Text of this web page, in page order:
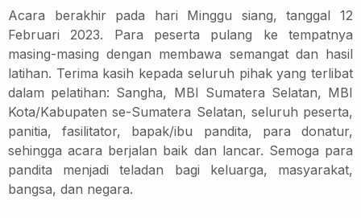
Acara berakhir pada hari Minggu siang, tanggal 12
Februari 2023. Para peserta pulang ke tempatnya
masing-masing dengan membawa semangat dan hasil
latihan. Terima kasih kepada seluruh pihak yang terlibat
dalam pelatihan: Sangha, MBI Sumatera Selatan, MBI
Kota/Kabupaten se-Sumatera Selatan, seluruh peserta,
panitia, fasilitator, bapak/ibu pandita, para donatur,
sehingga acara berjalan baik dan lancar. Semoga para
pandita menjadi teladan bagi keluarga, masyarakat,
bangsa, dan negara.